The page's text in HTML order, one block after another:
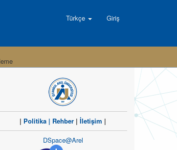
Türkçe Giriş
| Politika | Rehber |İletişim |
DSpace@Arel